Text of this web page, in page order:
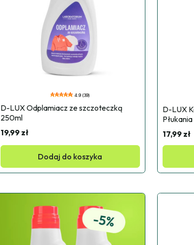
4.9 (39)
D-LUX Odplamiacz ze szczoteczką
250ml
19,99 zł
Dodaj do koszyka
D-LUX
Flowers
17,99 zł